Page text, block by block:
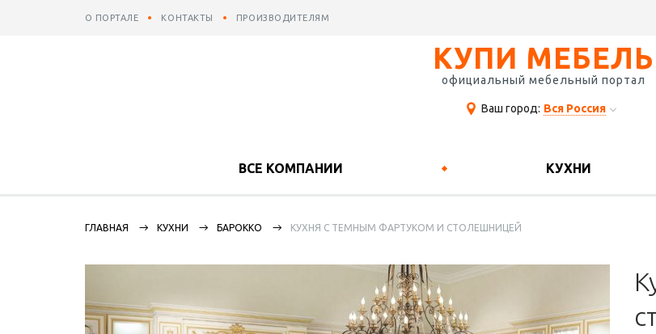
О ПОРТАЛЕ КОНТАКТЫ ПРОИЗВОДИТЕЛЯМ
КУПИ МЕБЕЛЬ
официальный мебельный портал
Ваш город: Вся Россия
ВСЕ КОМПАНИИ КУХНИ
ГЛАВНАЯ КУХНИ БАРОККО КУХНЯ С ТЕМНЫМ ФАРТУКОМ И СТОЛЕШНИЦЕЙ